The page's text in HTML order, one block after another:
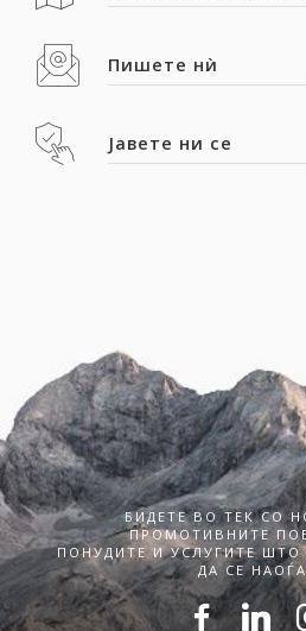
Пишете нѝ
Јавете ни се
БИДЕТЕ ВО ТЕК СО
ПРОМОТИВНИТЕ
ПОНУДИТЕ И УСЛУГИТЕ
ДА СЕ